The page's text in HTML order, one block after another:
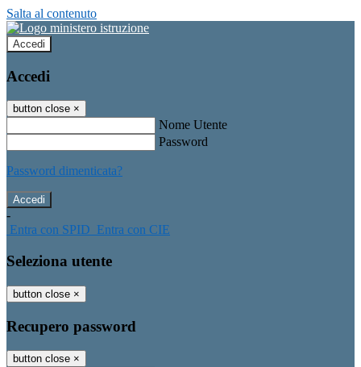
Salta al contenuto
Accedi
Accedi
button close ×
Nome Utente
Password
Password dimenticata?
-
Entra con SPID Entra con CIE
Seleziona utente
button close ×
Recupero password
button close ×